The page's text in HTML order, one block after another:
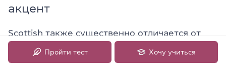
акцент
Scottish также существенно отличается от
стандартного английского благодаря
уникальному произношению и звучанию,
Пройти тест Хочу учиться